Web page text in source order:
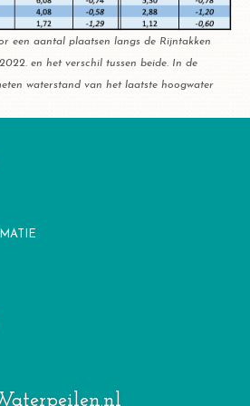
een aantal plaatsen langs de Rijntakken
en het verschil tussen beide. In de
waterstand van het laatste hoogwater